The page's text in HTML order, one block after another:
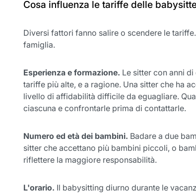
Cosa influenza le tariffe delle
Diversi fattori fanno salire o scendere le
famiglia.
Esperienza e formazione. Le sitter con anni
tariffe più alte, e a ragione. Una sitter che ha
livello di affidabilità difficile da eguagliare.
ciascuna e confrontarle prima di contattarle.
Numero ed età dei bambini. Badare a due
sitter che accettano più bambini piccoli, o
riflettere la maggiore responsabilità.
L'orario. Il babysitting diurno durante le